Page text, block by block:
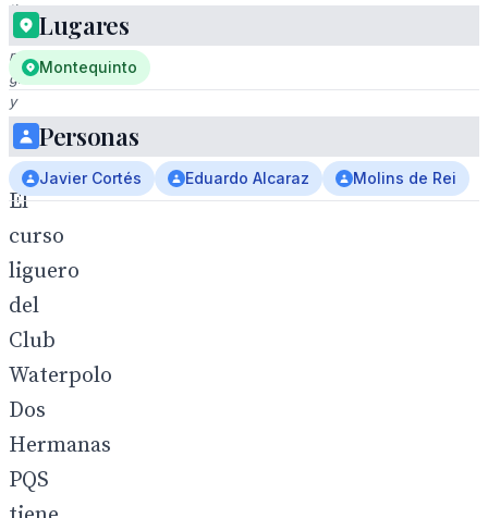
líneas
de
natación,
gradas
y
techos
altos.
El
curso
liguero
del
Club
Waterpolo
Dos
Hermanas
PQS
Lugares
Montequinto
Personas
Javier Cortés Eduardo Alcaraz Molins de Rei